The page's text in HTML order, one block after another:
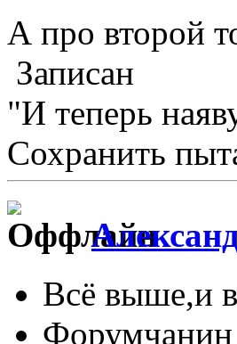
А про второй
Записан
"И теперь
Сохранить
Всё выше,и
Форумчанин